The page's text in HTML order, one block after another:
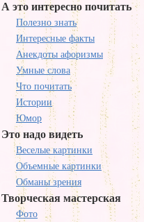
А это интересно почитать
Полезно знать
Интересные факты
Анекдоты афоризмы
Умные слова
Что почитать
Истории
Юмор
Это надо видеть
Веселые картинки
Объемные картинки
Обманы зрения
Творческая мастерская
Фото